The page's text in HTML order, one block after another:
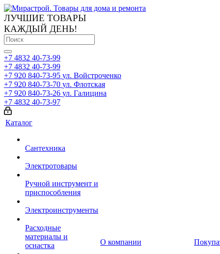
ЛУЧШИЕ ТОВАРЫ
КАЖДЫЙ ДЕНЬ!
+7 4832 40-73-99
+7 4832 40-73-99
+7 920 840-73-95 ул. Войстроченко
+7 920 840-73-70 ул. Флотская
+7 920 840-73-26 ул. Галицина
+7 4832 40-73-97
Каталог
Сантехника
Электротовары
Ручной инструмент и
приспособления
Электроинструменты
Расходные
материалы и
оснастка
О компании